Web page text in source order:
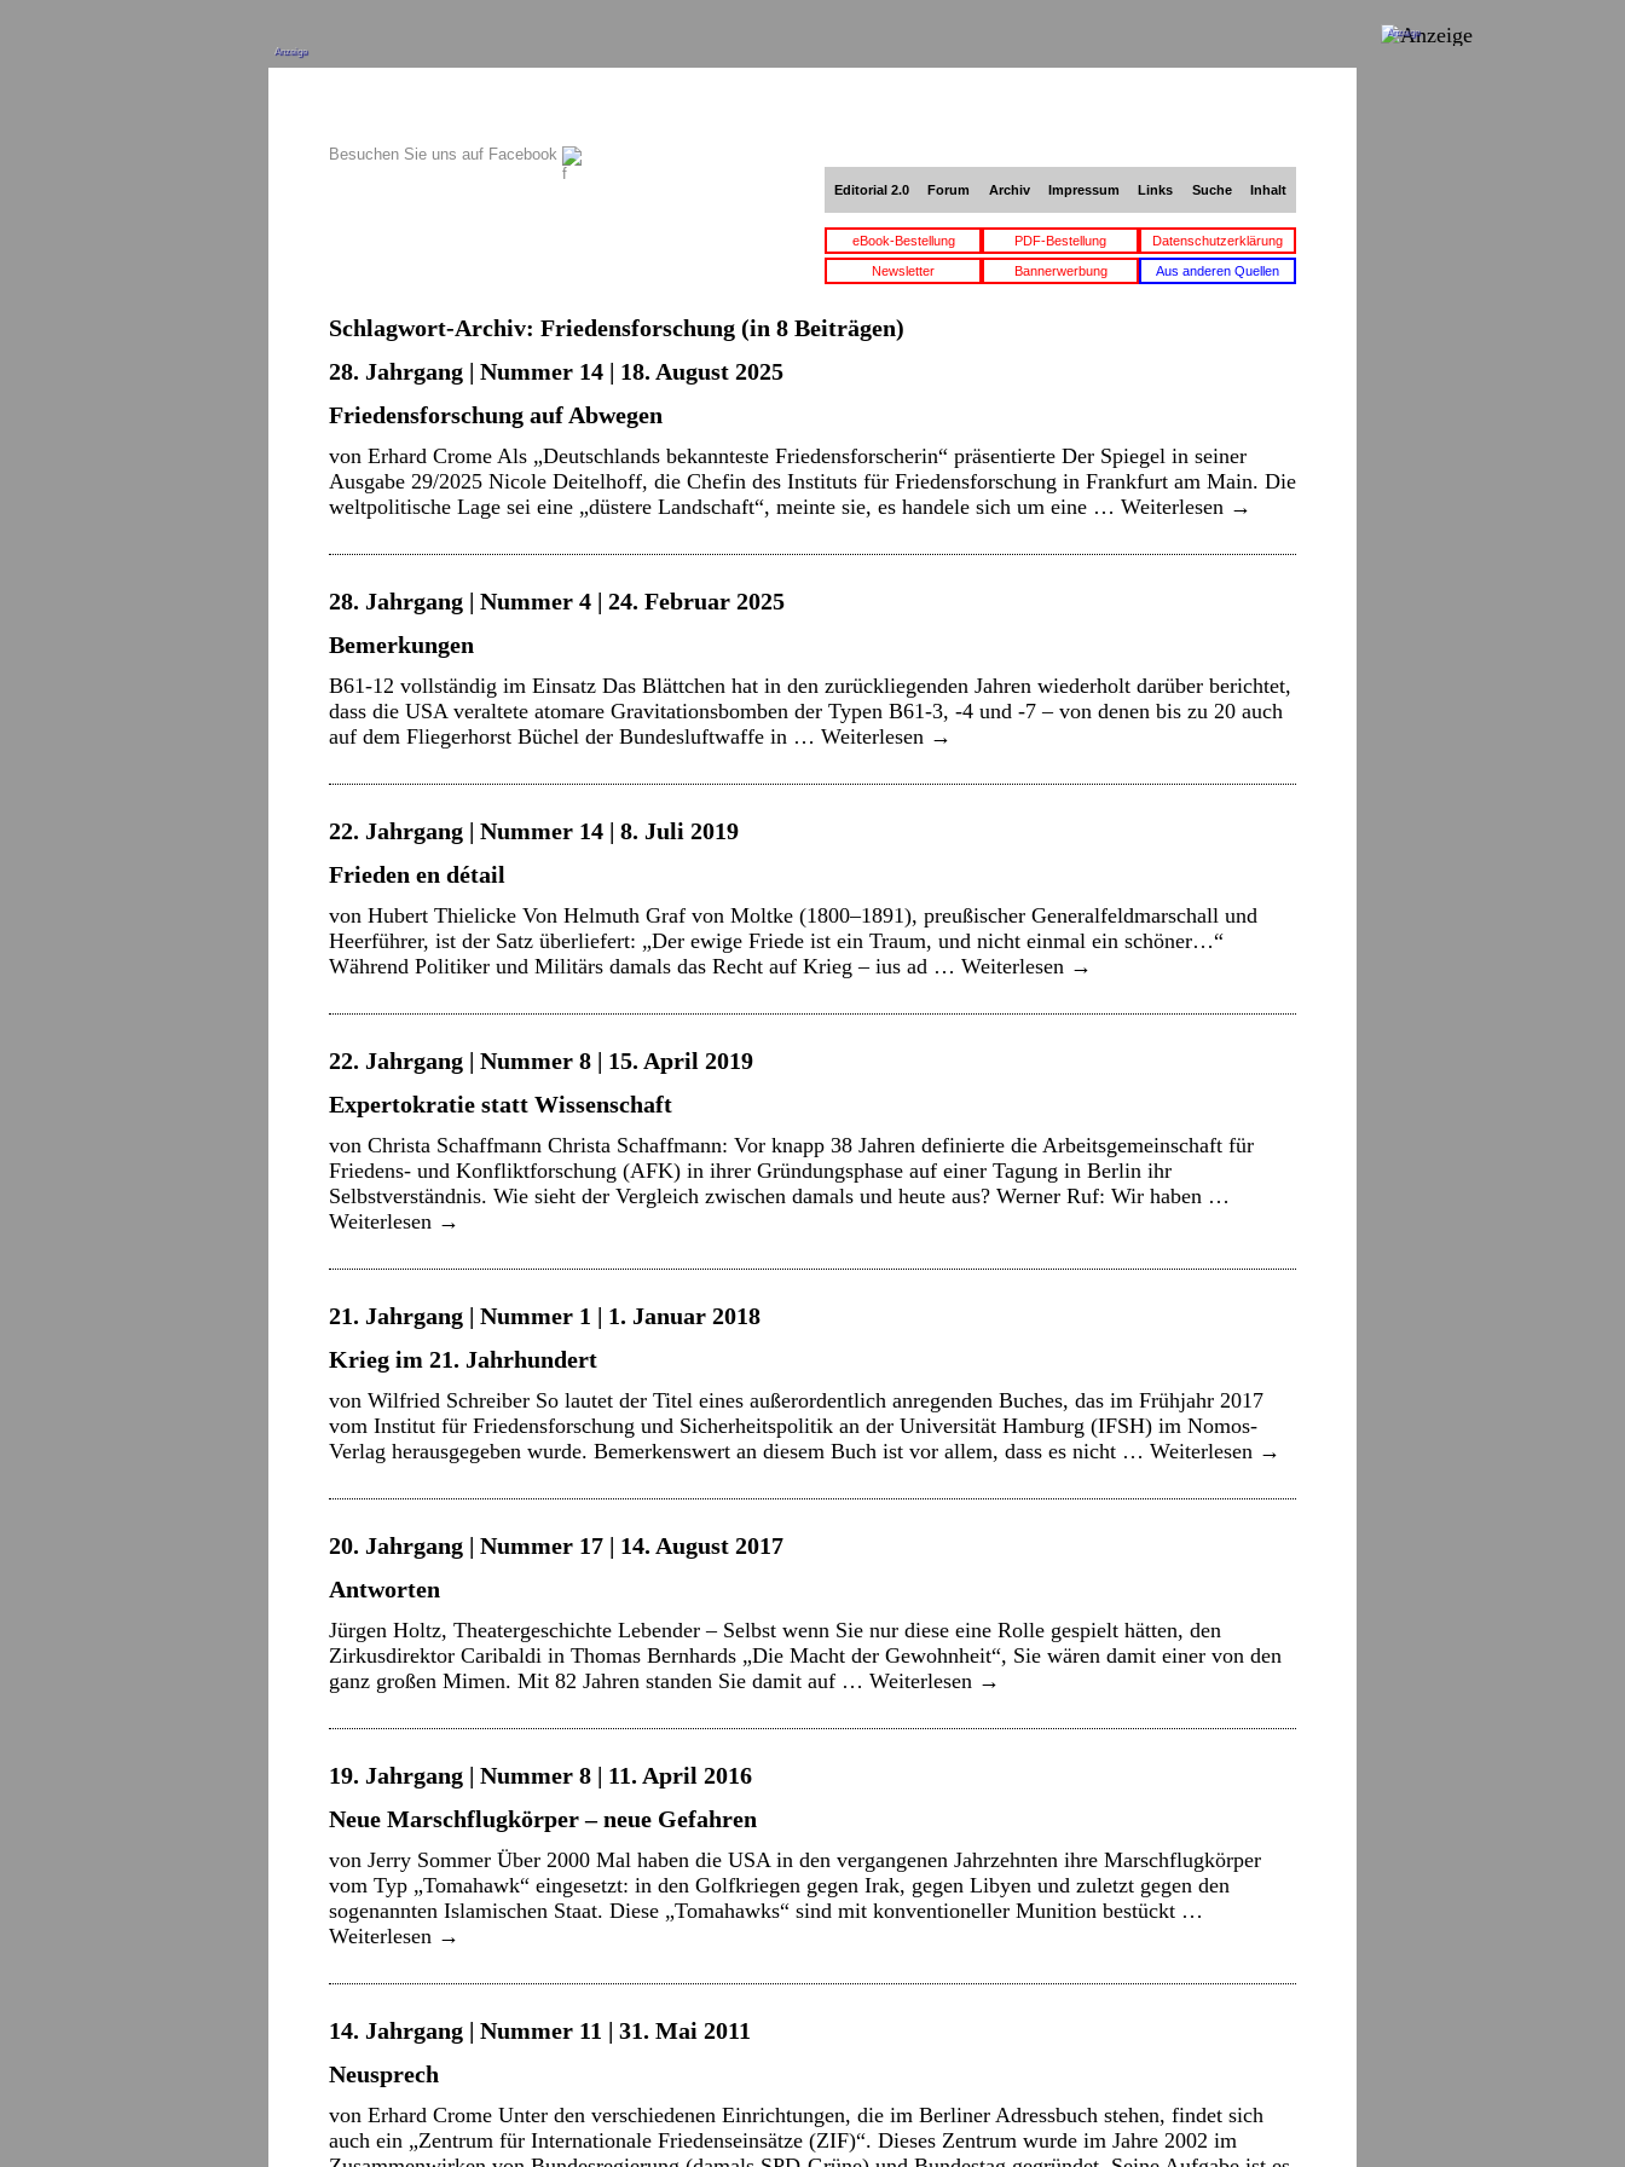
Anzeige
Besuchen Sie uns auf Facebook
Editorial 2.0 Forum Archiv Impressum Links Suche Inhalt
eBook-Bestellung PDF-Bestellung Datenschutzerklärung
Newsletter Bannerwerbung Aus anderen Quellen
Schlagwort-Archiv: Friedensforschung (in 8 Beiträgen)
28. Jahrgang | Nummer 14 | 18. August 2025
Friedensforschung auf Abwegen
von Erhard Crome Als „Deutschlands bekannteste Friedensforscherin“ präsentierte Der Spiegel in seiner
Ausgabe 29/2025 Nicole Deitelhoff, die Chefin des Instituts für Friedensforschung in Frankfurt am Main. Die
weltpolitische Lage sei eine „düstere Landschaft“, meinte sie, es handele sich um eine … Weiterlesen →
28. Jahrgang | Nummer 4 | 24. Februar 2025
Bemerkungen
B61-12 vollständig im Einsatz Das Blättchen hat in den zurückliegenden Jahren wiederholt darüber berichtet,
dass die USA veraltete atomare Gravitationsbomben der Typen B61-3, -4 und -7 – von denen bis zu 20 auch
auf dem Fliegerhorst Büchel der Bundesluftwaffe in … Weiterlesen →
22. Jahrgang | Nummer 14 | 8. Juli 2019
Frieden en détail
von Hubert Thielicke Von Helmuth Graf von Moltke (1800–1891), preußischer Generalfeldmarschall und
Heerführer, ist der Satz überliefert: „Der ewige Friede ist ein Traum, und nicht einmal ein schöner…“
Während Politiker und Militärs damals das Recht auf Krieg – ius ad … Weiterlesen →
22. Jahrgang | Nummer 8 | 15. April 2019
Expertokratie statt Wissenschaft
von Christa Schaffmann Christa Schaffmann: Vor knapp 38 Jahren definierte die Arbeitsgemeinschaft für
Friedens- und Konfliktforschung (AFK) in ihrer Gründungsphase auf einer Tagung in Berlin ihr
Selbstverständnis. Wie sieht der Vergleich zwischen damals und heute aus? Werner Ruf: Wir haben …
Weiterlesen →
21. Jahrgang | Nummer 1 | 1. Januar 2018
Krieg im 21. Jahrhundert
von Wilfried Schreiber So lautet der Titel eines außerordentlich anregenden Buches, das im Frühjahr 2017
vom Institut für Friedensforschung und Sicherheitspolitik an der Universität Hamburg (IFSH) im Nomos-
Verlag herausgegeben wurde. Bemerkenswert an diesem Buch ist vor allem, dass es nicht … Weiterlesen →
20. Jahrgang | Nummer 17 | 14. August 2017
Antworten
Jürgen Holtz, Theatergeschichte Lebender – Selbst wenn Sie nur diese eine Rolle gespielt hätten, den
Zirkusdirektor Caribaldi in Thomas Bernhards „Die Macht der Gewohnheit“, Sie wären damit einer von den
ganz großen Mimen. Mit 82 Jahren standen Sie damit auf … Weiterlesen →
19. Jahrgang | Nummer 8 | 11. April 2016
Neue Marschflugkörper – neue Gefahren
von Jerry Sommer Über 2000 Mal haben die USA in den vergangenen Jahrzehnten ihre Marschflugkörper
vom Typ „Tomahawk“ eingesetzt: in den Golfkriegen gegen Irak, gegen Libyen und zuletzt gegen den
sogenannten Islamischen Staat. Diese „Tomahawks“ sind mit konventioneller Munition bestückt …
Weiterlesen →
14. Jahrgang | Nummer 11 | 31. Mai 2011
Neusprech
von Erhard Crome Unter den verschiedenen Einrichtungen, die im Berliner Adressbuch stehen, findet sich
auch ein „Zentrum für Internationale Friedenseinsätze (ZIF)“. Dieses Zentrum wurde im Jahre 2002 im
Anzeige